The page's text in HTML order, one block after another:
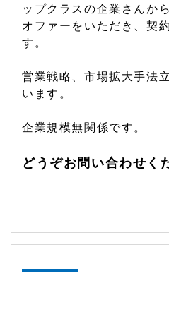
ップクラスの企業さんか
オファーをいただき、契
す。
営業戦略、市場拡大手法
います。
企業規模無関係です。
どうぞお問い合わせく